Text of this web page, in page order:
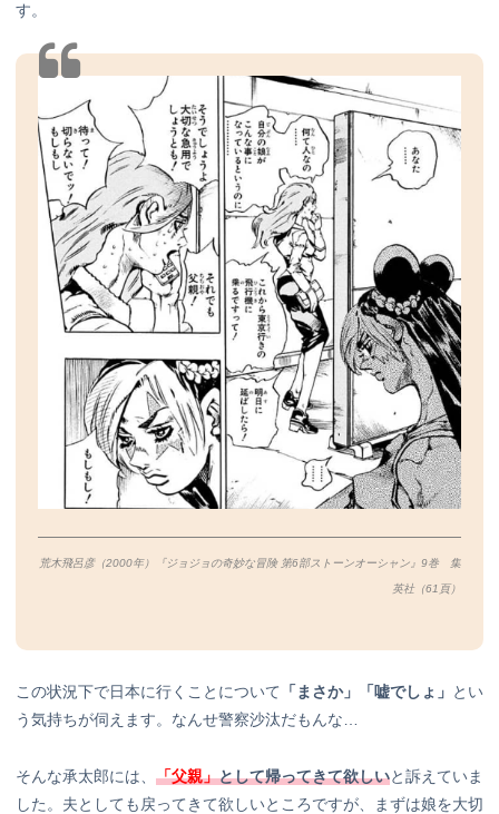
す。
荒木飛呂彦（2000年）『ジョジョの奇妙な冒険 第6部ストーンオーシャン』9巻 集
英社（61 頁）
この状況下で日本に行くことについて 「まさか」「嘘でしょ」 とい
う気持ちが伺えます。なんせ警察沙汰だもんな…
そんな承太郎には、 「父親」として帰ってきて欲しいと訴えていま
した。夫としても戻ってきて欲しいところですが、まずは娘を大切